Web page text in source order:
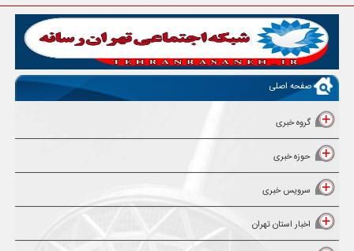
صفحه اصلی
گروه خبری
حوزه خبری
سرویس خبری
اخبار استان تهران